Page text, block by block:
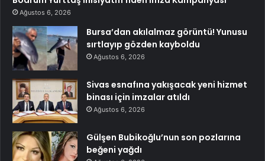
Ağustos 6, 2026
Bursa’dan akılalmaz görüntü! Yunusu
sırtlayıp gözden kayboldu
Ağustos 6, 2026
Sivas esnafına yakışacak yeni hizmet
binası için imzalar atıldı
Ağustos 6, 2026
Gülşen Bubikoğlu’nun son pozlarına
beğeni yağdı